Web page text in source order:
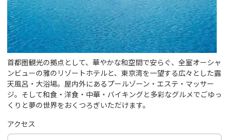
首都圏観光の拠点として、華やかな和空間で安らぐ、全室オーシャ
ンビューの雅のリゾートホテルと、東京湾を一望する広々とした露
天風呂・大浴場。屋内外にあるプールゾーン・エステ・マッサー
ジ。そして和食・洋食・中華・バイキングと多彩なグルメでごゆっ
くりと夢の世界をおくつろぎいただけます。
アクセス